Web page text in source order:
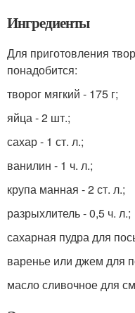
Ингредиенты
Для приготовления
понадобится:
творог мягкий - 175 г;
яйца - 2 шт.;
сахар - 1 ст. л.;
ванилин - 1 ч. л.;
крупа манная - 2 ст. л.;
разрыхлитель - 0,5 ч. л.;
сахарная пудра для
варенье или джем для
масло сливочное для